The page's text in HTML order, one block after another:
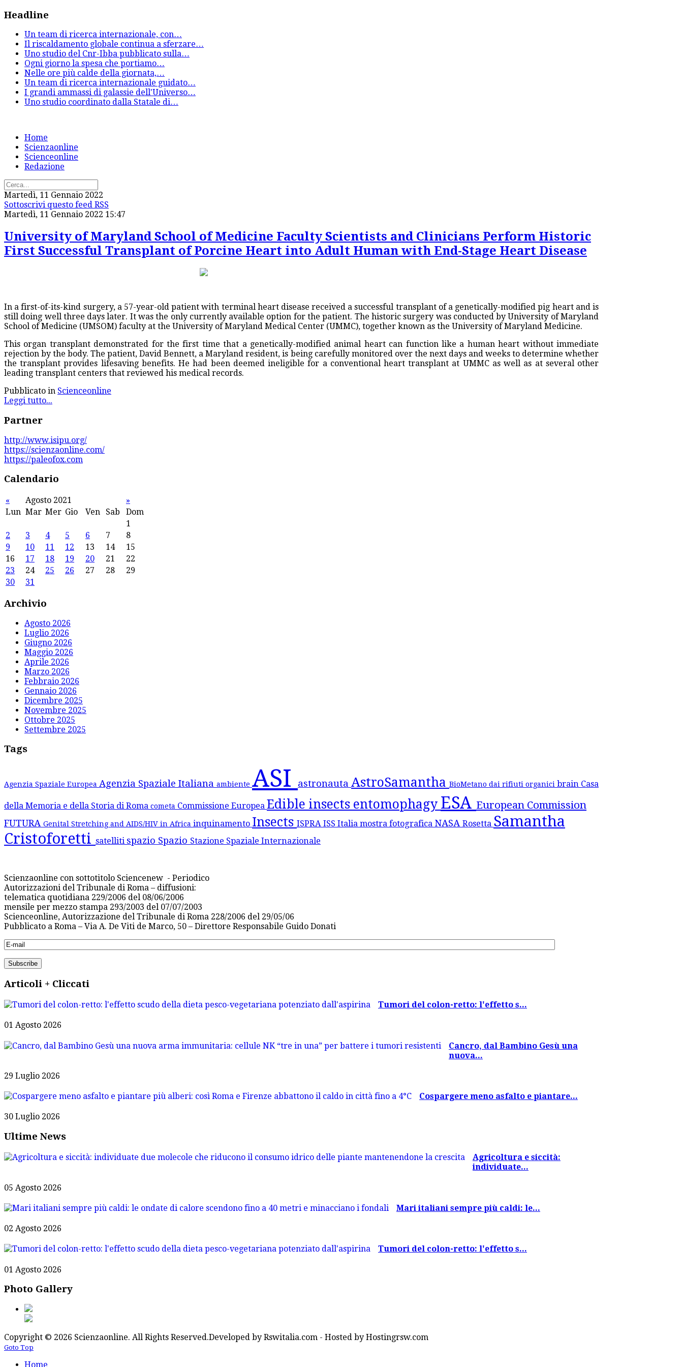
Headline
Un team di ricerca internazionale, con…
Il riscaldamento globale continua a sferzare…
Uno studio del Cnr-Ibba pubblicato sulla…
Ogni giorno la spesa che portiamo…
Nelle ore più calde della giornata,…
Un team di ricerca internazionale guidato…
I grandi ammassi di galassie dell'Universo…
Uno studio coordinato dalla Statale di…
Home
Scienzaonline
Scienceonline
Redazione
Martedì, 11 Gennaio 2022
Sottoscrivi questo feed RSS
Martedì, 11 Gennaio 2022 15:47
University of Maryland School of Medicine Faculty Scientists and Clinicians Perform Historic
First Successful Transplant of Porcine Heart into Adult Human with End-Stage Heart Disease
In a first-of-its-kind surgery, a 57-year-old patient with terminal heart disease received a successful transplant of a genetically-modified pig heart and is
still doing well three days later. It was the only currently available option for the patient. The historic surgery was conducted by University of Maryland
School of Medicine (UMSOM) faculty at the University of Maryland Medical Center (UMMC), together known as the University of Maryland Medicine.
This organ transplant demonstrated for the first time that a genetically-modified animal heart can function like a human heart without immediate
rejection by the body. The patient, David Bennett, a Maryland resident, is being carefully monitored over the next days and weeks to determine whether
the transplant provides lifesaving benefits. He had been deemed ineligible for a conventional heart transplant at UMMC as well as at several other
leading transplant centers that reviewed his medical records.
Pubblicato in Scienceonline
Leggi tutto...
Partner
http://www.isipu.org/
https://scienzaonline.com/
https://paleofox.com
Calendario
« Agosto 2021
»
Lun Mar Mer Gio Ven Sab
Dom
1
2
3 4 5 6 7
8
9
10 11 12 13 14
15
16
17 18 19 20 21
22
23
24 25 26 27 28
29
30
31
Archivio
Agosto 2026
Luglio 2026
Giugno 2026
Maggio 2026
Aprile 2026
Marzo 2026
Febbraio 2026
Gennaio 2026
Dicembre 2025
Novembre 2025
Ottobre 2025
Settembre 2025
Tags
Agenzia Spaziale Europea Agenzia Spaziale Italiana ambiente ASI astronauta AstroSamantha BioMetano dai rifiuti organici brain Casa
della Memoria e della Storia di Roma cometa Commissione Europea Edible insects entomophagy ESA European Commission
FUTURA Genital Stretching and AIDS/HIV in Africa inquinamento Insects ISPRA ISS Italia mostra fotografica NASA Rosetta Samantha
Cristoforetti satelliti spazio Spazio Stazione Spaziale Internazionale
Scienzaonline con sottotitolo Sciencenew - Periodico
Autorizzazioni del Tribunale di Roma – diffusioni:
telematica quotidiana 229/2006 del 08/06/2006
mensile per mezzo stampa 293/2003 del 07/07/2003
Scienceonline, Autorizzazione del Tribunale di Roma 228/2006 del 29/05/06
Pubblicato a Roma – Via A. De Viti de Marco, 50 – Direttore Responsabile Guido Donati
Articoli + Cliccati
Tumori del colon-retto: l'effetto s...
01 Agosto 2026
Cancro, dal Bambino Gesù una
nuova...
29 Luglio 2026
Cospargere meno asfalto e piantare...
30 Luglio 2026
Ultime News
Agricoltura e siccità:
individuate...
05 Agosto 2026
Mari italiani sempre più caldi: le...
02 Agosto 2026
Tumori del colon-retto: l'effetto s...
01 Agosto 2026
Photo Gallery
Copyright © 2026 Scienzaonline. All Rights Reserved.Developed by Rswitalia.com - Hosted by Hostingrsw.com
Goto Top
Home